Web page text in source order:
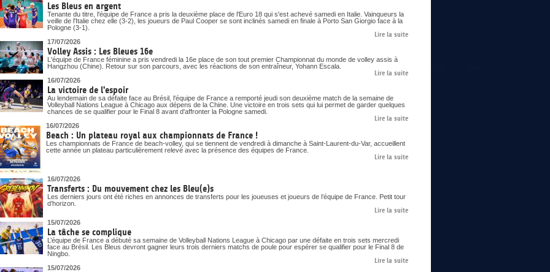
Les Bleus en argent
Tenante du titre, l'équipe de France a pris la deuxième place de l'Euro 18 qui s'est achevé samedi en Italie. Vainqueurs la
veille de l'Italie chez elle (3-2), les joueurs de Paul Cooper se sont inclinés samedi en finale à Porto San Giorgio face à la
Pologne (3-1).
Lire la suite
17/07/2026
Volley Assis : Les Bleues 16e
L'équipe de France féminine a pris vendredi la 16e place de son tout premier Championnat du monde de volley assis à
Hangzhou (Chine). Retour sur son parcours, avec les réactions de son entraîneur, Yohann Escala.
Lire la suite
16/07/2026
La victoire de l'espoir
Au lendemain de sa défaite face au Brésil, l'équipe de France a remporté jeudi son deuxième match de la semaine de
Volleyball Nations League à Chicago aux dépens de la Chine. Une victoire en trois sets qui lui permet de garder quelques
chances de se qualifier pour le Final 8 avant d'affronter la Pologne samedi.
Lire la suite
16/07/2026
Beach : Un plateau royal aux championnats de France !
Les championnats de France de beach-volley, qui se tiennent de vendredi à dimanche à Saint-Laurent-du-Var, accueillent
cette année un plateau particulièrement relevé avec la présence des équipes de France.
Lire la suite
16/07/2026
Transferts : Du mouvement chez les Bleu(e)s
Les derniers jours ont été riches en annonces de transferts pour les joueuses et joueurs de l’équipe de France. Petit tour
d’horizon.
Lire la suite
15/07/2026
La tâche se complique
L’équipe de France a débuté sa semaine de Volleyball Nations League à Chicago par une défaite en trois sets mercredi
face au Brésil. Les Bleus devront gagner leurs trois derniers matchs de poule pour espérer se qualifier pour le Final 8 de
Ningbo.
Lire la suite
15/07/2026